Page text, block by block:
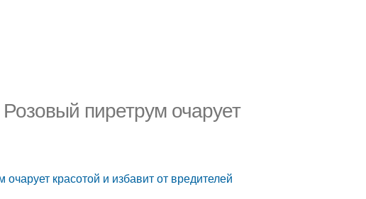
пиретрум очарует
красотой и избавит от вредителей